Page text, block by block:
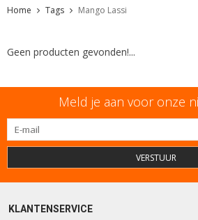
Home Tags Mango Lassi
Geen producten gevonden!...
Meld je aan voor onze
VERSTUUR
KLANTENSERVICE